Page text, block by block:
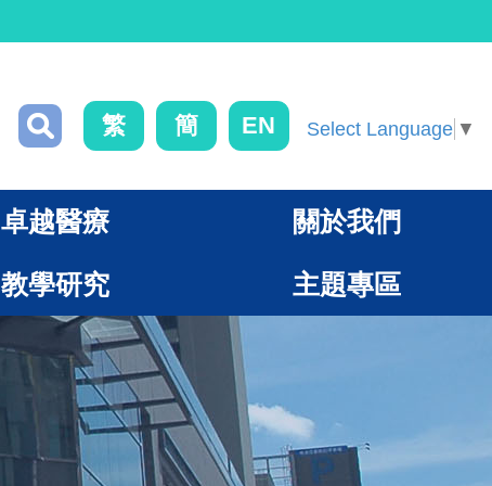
繁 簡 EN Select Language ▼
卓越醫療 關於我們
教學研究 主題專區